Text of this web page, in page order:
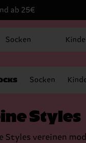
ab 25€
Socken
Socken
Styles
Styles vereinen